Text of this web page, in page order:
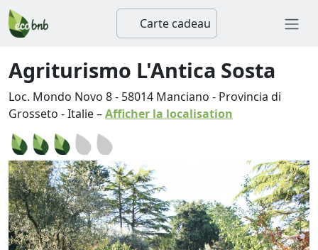
Carte cadeau
Agriturismo L'Antica Sosta
Loc. Mondo Novo 8- 58014 Manciano - Provincia di
Grosseto -Italie–Afficher la localisation